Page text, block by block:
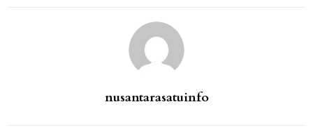
nusantarasatuinfo